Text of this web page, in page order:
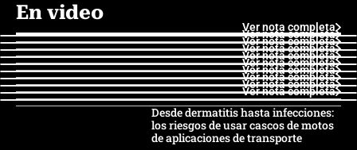
En video
Ver nota completa
Ver nota completa
Ver nota completa
Ver nota completa
Ver nota completa
Ver nota completa
Ver nota completa
Ver nota completa
Ver nota completa
Ver nota completa
Desde dermatitis hasta infecciones:
los riesgos de usar cascos de motos
de aplicaciones de transporte